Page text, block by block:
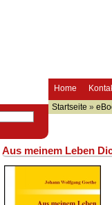
Home
Startseite »
Aus meinem Leben